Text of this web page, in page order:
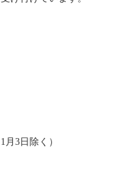
3日除く）